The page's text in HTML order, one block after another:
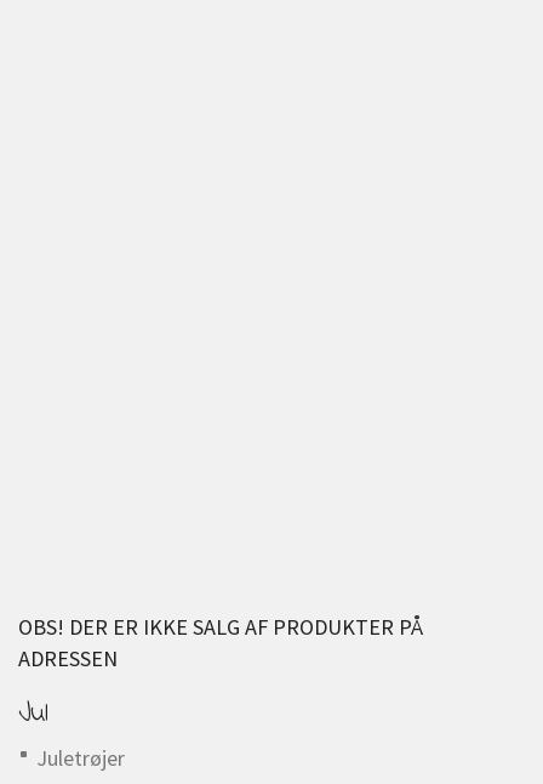
OBS! DER ER IKKE SALG AF PRODUKTER PÅ
ADRESSEN
Jul
Juletrøjer